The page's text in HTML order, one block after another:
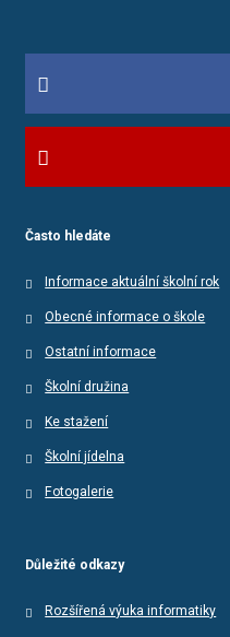
Často hledáte
Informace aktuální školní rok
Obecné informace o škole
Ostatní informace
Školní družina
Ke stažení
Školní jídelna
Fotogalerie
Důležité odkazy
Rozšířená výuka informatiky